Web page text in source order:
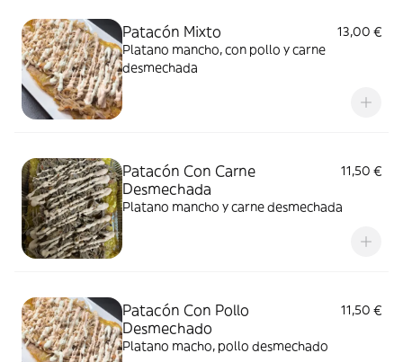
Patacón Mixto
13,00 €
Platano mancho, con pollo y carne
desmechada
Patacón Con Carne
Desmechada
11,50 €
Platano mancho y carne desmechada
Patacón Con Pollo
Desmechado
11,50 €
Platano macho, pollo desmechado